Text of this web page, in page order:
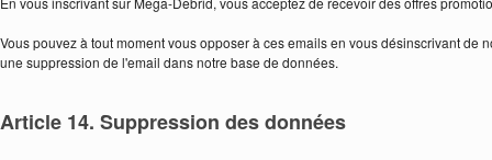
Vous pouvez à tout moment vous opposer à ces emails en vous désinscrivant
une suppression de l'email dans notre base de données.
Article 14. Suppression des données